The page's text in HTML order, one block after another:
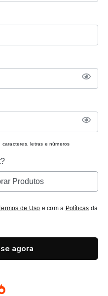
letras e números
Produtos
de Uso e com a Políticas da
agora